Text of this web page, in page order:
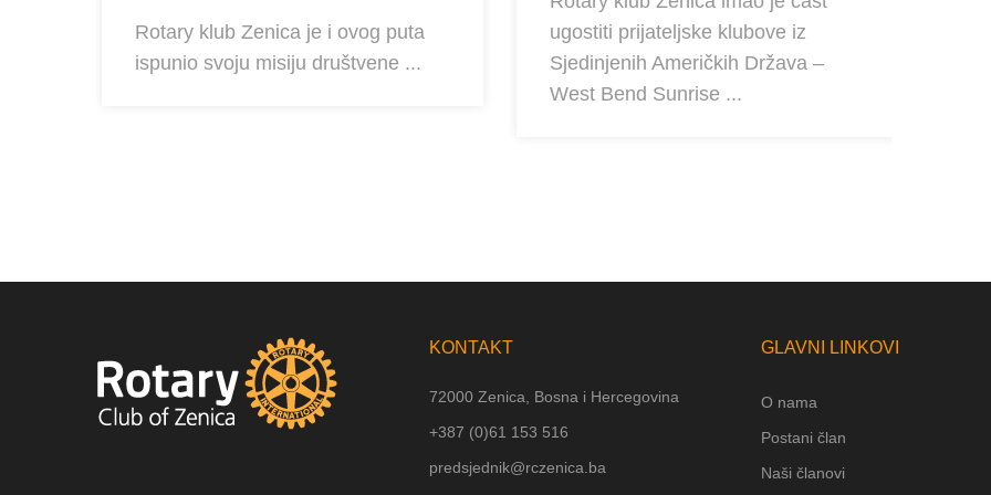
Rotary klub Zenica je i ovog puta
ispunio svoju misiju društvene ...
ugostiti prijateljske klubove iz
Sjedinjenih Američkih Država –
West Bend Sunrise ...
KONTAKT
72000 Zenica, Bosna i Hercegovina
+387 (0)61 153 516
predsjednik@rczenica.ba
GLAVNI LINKOVI
O nama
Postani član
Naši članovi